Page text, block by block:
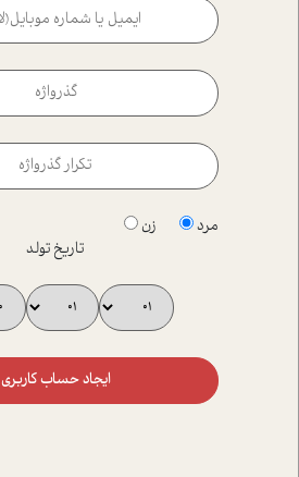
مرد
زن
تاریخ تولد
ایجاد حساب کاربری